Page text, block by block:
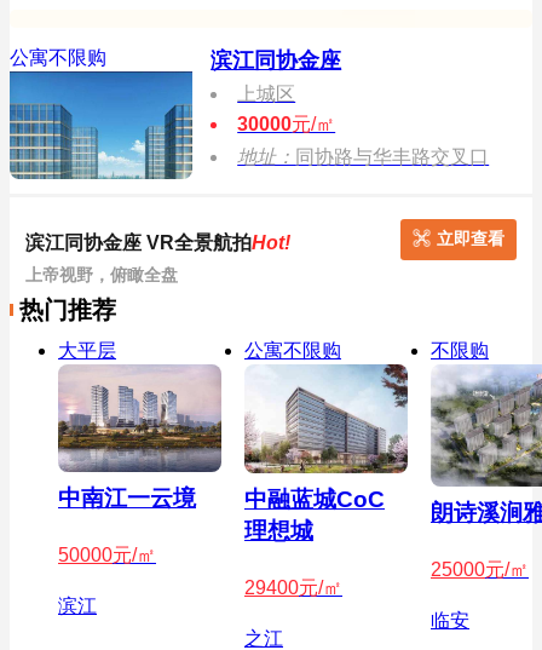
公寓不限购 滨江同协金座
上城区
30000元/㎡
地址： 同协路与华丰路交叉口
滨江同协金座 VR全景航拍Hot!
上帝视野，俯瞰全盘
立即查看
热门推荐
大平层
中南江一云境
50000元/㎡
滨江
公寓不限购
中融蓝城CoC
理想城
29400元/㎡
之江
不限购
朗诗溪涧
25000元/㎡
临安